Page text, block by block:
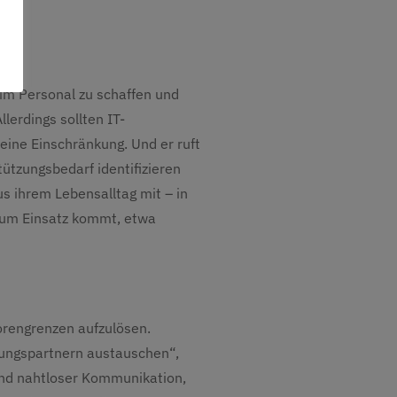
Personal zu schaffen und
sollten IT-
Einschränkung. Und er ruft
identifizieren
ihrem Lebensalltag mit – in
Einsatz kommt, etwa
aufzulösen.
austauschen“,
nahtloser Kommunikation,